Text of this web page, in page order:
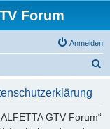
Forum
Anmelden
GTV Forum“